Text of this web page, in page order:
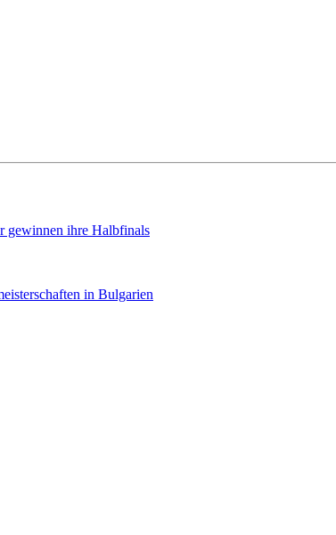
gewinnen ihre Halbfinals
in Bulgarien